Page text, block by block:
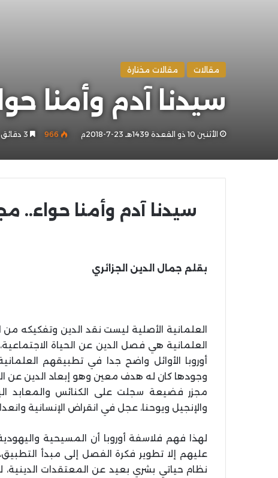
مقالات مقالات مختارة
سيدنا آدم وأمنا
الأثنين 10 ذو القعدة 1439هـ 23-7-2018م 966
سيدنا آدم وأمنا حواء..
بقلم جمال الدين الجزائري
العلمانية الأصلية ليست نقد الدين وتفكيكه من
العلمانية هي فصل الدين عن الحياة
أوروبا الأوائل واضح جدا في تطبيقهم
وجودها كان له هدف معين وهو إبعاد الدين عن
مجزر فضيعة سجلت على الكنائس والمعابد
والإنجيل ويوحنا، عجل في انقراض الإنسانية
لهذا فهم فلاسفة أوروبا أن المسيحية
عليهم إلا تطوير فكرة الفصل إلى مبدأ
نظام حياتي بشري بعيد عن المعتقدات